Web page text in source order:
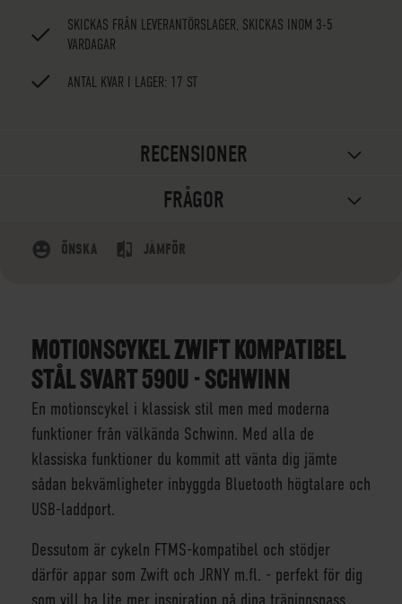
SKICKAS FRÅN LEVERANTÖRSLAGER, SKICKAS INOM 3-5
VARDAGAR
ANTAL KVAR I LAGER: 17 ST
RECENSIONER
FRÅGOR
ÖNSKA JÄMFÖR
MOTIONSCYKEL ZWIFT KOMPATIBEL
STÅL SVART 590U - SCHWINN
En motionscykel i klassisk stil men med moderna
funktioner från välkända Schwinn. Med alla de
klassiska funktioner du kommit att vänta dig jämte
sådan bekvämligheter inbyggda Bluetooth högtalare och
USB-laddport.
Dessutom är cykeln FTMS-kompatibel och stödjer
därför appar som Zwift och JRNY m.fl. - perfekt för dig
som vill ha lite mer inspiration på dina träningspass.